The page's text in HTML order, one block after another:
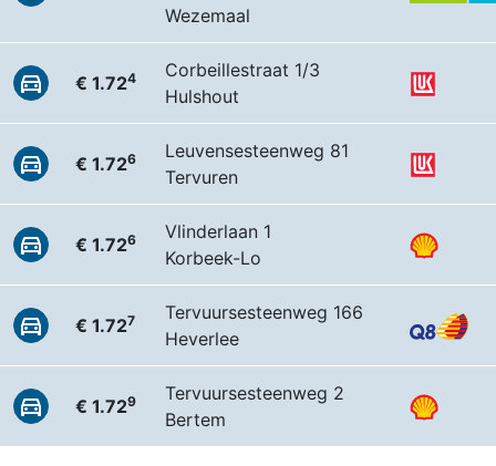
Wezemaal
€ 1.724
Corbeillestraat 1/3
Hulshout
€ 1.726
Leuvensesteenweg 81
Tervuren
€ 1.726
Vlinderlaan 1
Korbeek-Lo
€ 1.727
Tervuursesteenweg 166
Heverlee
€ 1.729
Tervuursesteenweg 2
Bertem